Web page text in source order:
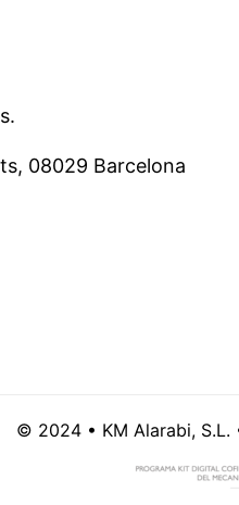
08029 Barcelona
© 2024 • KM Alarabi, S.L.